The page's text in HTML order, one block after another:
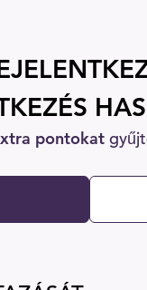
pontokat